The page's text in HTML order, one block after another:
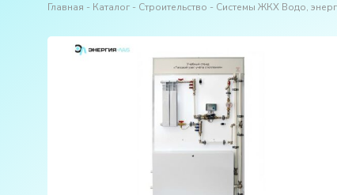
Главная Каталог Строительство Системы ЖКХ Водо,